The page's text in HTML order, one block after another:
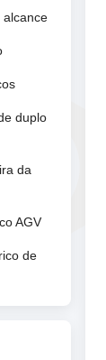
alcance
duplo
da
AGV
de